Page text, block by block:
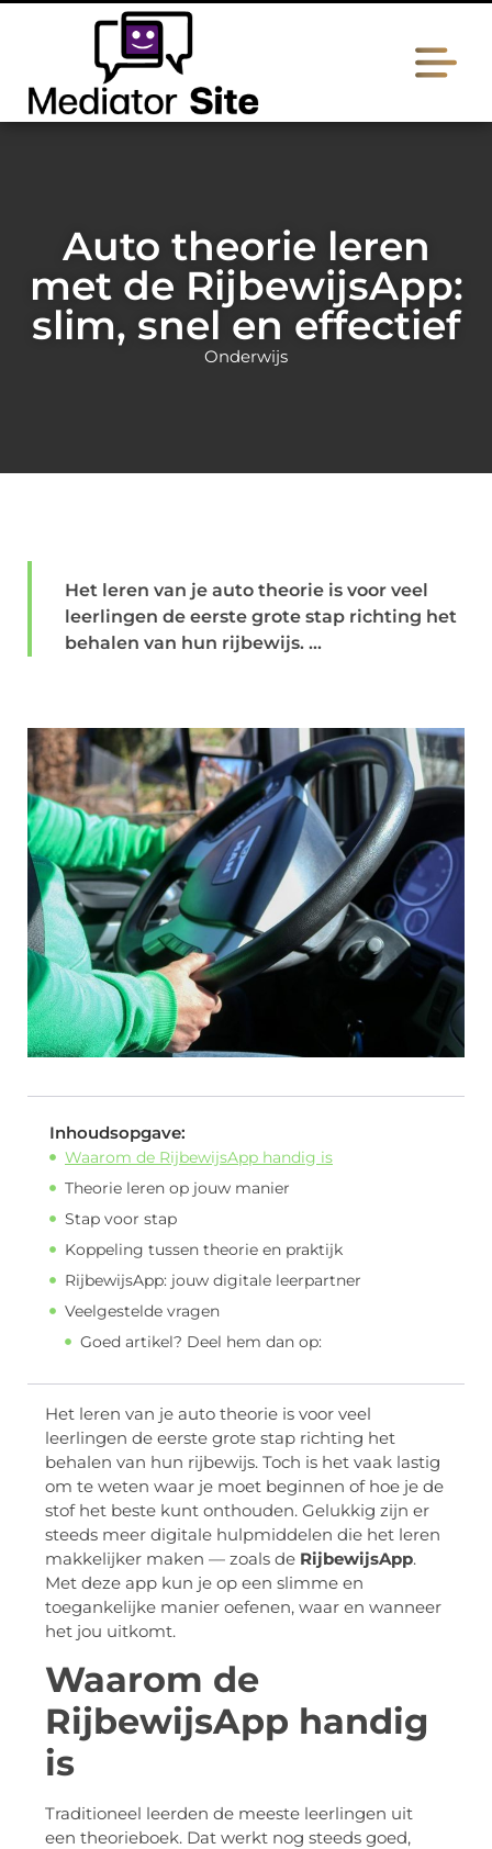
Auto theorie leren
met de RijbewijsApp:
slim, snel en effectief
Onderwijs
Het leren van je auto theorie is voor veel
leerlingen de eerste grote stap richting het
behalen van hun rijbewijs. ...
Inhoudsopgave:
Waarom de RijbewijsApp handig is
Theorie leren op jouw manier
Stap voor stap
Koppeling tussen theorie en praktijk
RijbewijsApp: jouw digitale leerpartner
Veelgestelde vragen
Goed artikel? Deel hem dan op:
Het leren van je auto theorie is voor veel
leerlingen de eerste grote stap richting het
behalen van hun rijbewijs. Toch is het vaak lastig
om te weten waar je moet beginnen of hoe je de
stof het beste kunt onthouden. Gelukkig zijn er
steeds meer digitale hulpmiddelen die het leren
makkelijker maken — zoals de RijbewijsApp.
Met deze app kun je op een slimme en
toegankelijke manier oefenen, waar en wanneer
het jou uitkomt.
Waarom de
RijbewijsApp handig
is
Traditioneel leerden de meeste leerlingen uit
een theorieboek. Dat werkt nog steeds goed,